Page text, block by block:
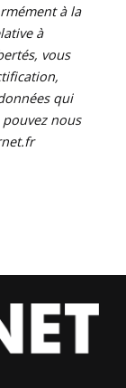
à la
à
vous
qui
nous